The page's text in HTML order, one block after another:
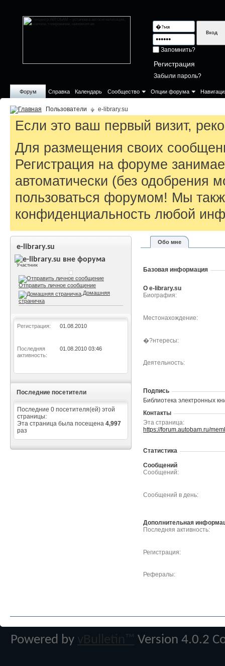
Запомнить?
Регистрация
Забыли пароль?
Форум Справка Календарь Сообщество Опции форума
Пользователи e-library.su
Если это ваш первый визит,
Для размещения своих
Регистрация на форуме
автоматически (без одобрения
пользоваться форумом! Мы
конфиденциальность любой
e-library.su
Участник
Отправить личное сообщение
Домашняя
страничка
Регистрация 01.08.2010
Последняя
активность
01.08.2010 03:46
Последние посетители
Последние 0 посетителя(ей) этой
страницы:
Эта страница была посещена 4,997
раз
Обо мне
Базовая информация
О e-library.su
Биография
Местонахождение
�?нтересы
Деятельность
Подпись
Библиотека электронных
Контакты
Эта страница
https://forum.autobam.ru/
Статистика
Сообщений
Сообщений
Сообщений в день
Дополнительная
Последняя активность
Регистрация
Рефералы
Powered by vBulletin™ Version 4.0.2